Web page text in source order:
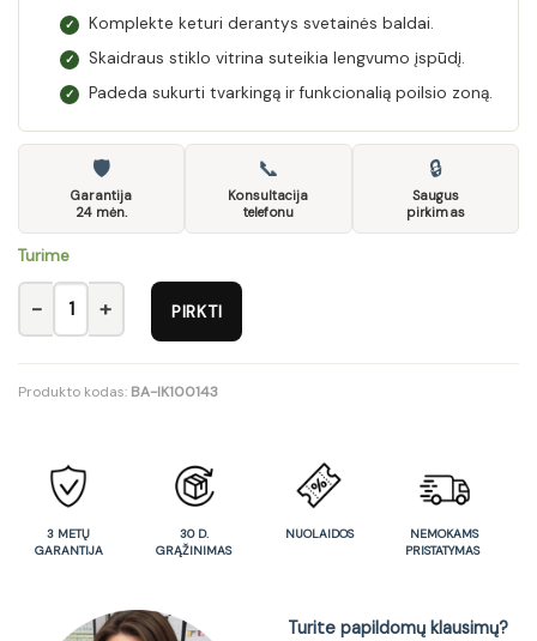
✓ Komplekte keturi derantys svetainės baldai.
✓ Skaidraus stiklo vitrina suteikia lengvumo įspūdį.
✓ Padeda sukurti tvarkingą ir funkcionalią poilsio zoną.
🛡
Garantija
24 mėn.
📞
Konsultacija
telefonu
🔒
Saugus
pirkimas
Turime
produkto kiekis: Svetainė 2
PIRKTI
Produkto kodas: BA-IK100143
3 METŲ
GARANTIJA
30 D.
GRĄŽINIMAS
NUOLAIDOS
NEMOKAMS
PRISTATYMAS
Turite papildomų klausimų?